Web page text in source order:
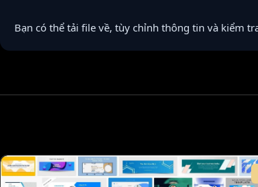
Bạn có thể tải file về, tùy chỉnh thông tin và kiểm